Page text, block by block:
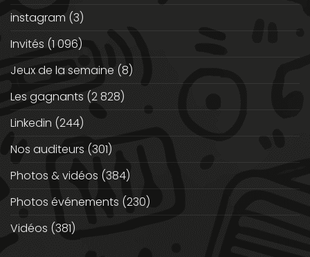
instagram (3)
Invités (1 096)
Jeux de la semaine (8)
Les gagnants (2 828)
Linkedin (244)
Nos auditeurs (301)
Photos & vidéos (384)
Photos événements (230)
Vidéos (381)